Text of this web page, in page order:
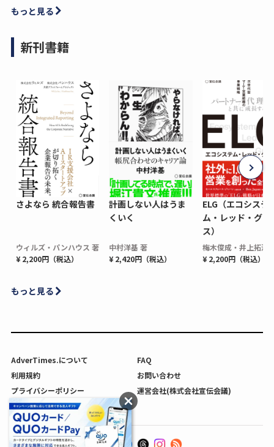
もっと見る
新刊書籍
さよなら 統合報告書
ウィルズ・パンハウス 著
¥ 2,200円（税込）
計画しない人はうま
くいく
中村洋基 著
¥ 2,420円（税込）
ELG（エコシステ
ム・レッド・グロ
ス）
梅木俊成・井上拓海
¥ 2,200円（税込）
もっと見る
AdverTimes.について
FAQ
利用規約
お問い合わせ
プライバシーポリシー
運営会社(株式会社宣伝会議)
利用者情報の外部送信について